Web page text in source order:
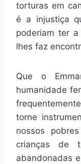
torturas em
é a injustiça
poderiam ter
lhes faz
Que o
humanidade
torne
nossos
crianças de
abandonadas